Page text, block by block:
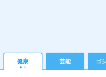
健康 芸能 ゴ